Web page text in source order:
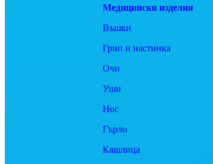
Медицински изделия
Въшки
Грип и настинка
Очи
Уши
Нос
Гърло
Кашлица